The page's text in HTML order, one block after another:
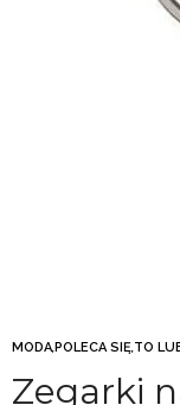
MODA,POLECA SIĘ,TO
Zegarki